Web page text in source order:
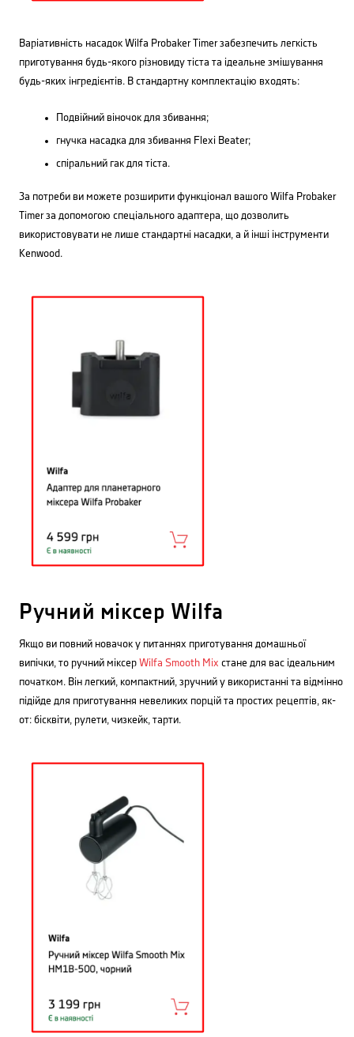
Варіативність насадок Wilfa Probaker Timer забезпечить легкість
приготування будь-якого різновиду тіста та ідеальне змішування
будь-яких інгредієнтів. В стандартну комплектацію входять:
Подвійний віночок для збивання;
гнучка насадка для збивання Flexi Beater;
спіральний гак для тіста.
За потреби ви можете розширити функціонал вашого Wilfa Probaker
Timer за допомогою спеціального адаптера, що дозволить
використовувати не лише стандартні насадки, а й інші інструменти
Kenwood.
Ручний міксер Wilfa
Якщо ви повний новачок у питаннях приготування домашньої
випічки, то ручний міксер Wilfa Smooth Mix стане для вас ідеальним
початком. Він легкий, компактний, зручний у використанні та відмінно
підійде для приготування невеликих порцій та простих рецептів, як-
от: бісквіти, рулети, чизкейк, тарти.